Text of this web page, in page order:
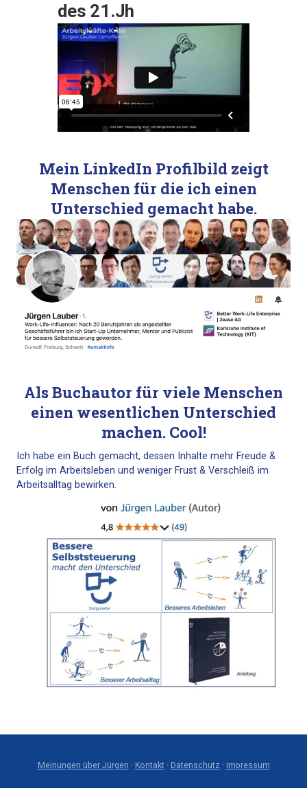
des 21.Jh
Mein LinkedIn Profilbild zeigt
Menschen für die ich einen
Unterschied gemacht habe.
Als Buchautor für viele Menschen
einen wesentlichen Unterschied
machen. Cool!
Ich habe ein Buch gemacht, dessen Inhalte mehr Freude &
Erfolg im Arbeitsleben und weniger Frust & Verschleiß im
Arbeitsalltag bewirken.
Meinungen über Jürgen · Kontakt · Datenschutz · Impressum